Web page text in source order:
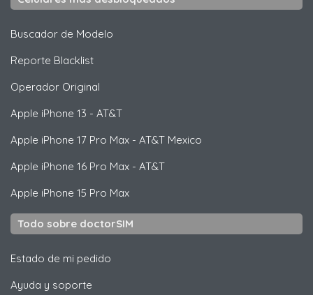
Buscador de Modelo
Reporte Blacklist
Operador Original
Apple iPhone 13 - AT&T
Apple iPhone 17 Pro Max - AT&T Mexico
Apple iPhone 16 Pro Max - AT&T
Apple iPhone 15 Pro Max
Todo sobre doctorSIM
Estado de mi pedido
Ayuda y soporte